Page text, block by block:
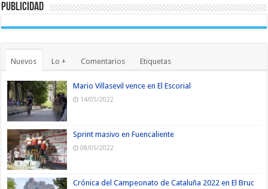
Publicidad
Nuevos Lo + Comentarios Etiquetas
Mario Villasevil vence en El Escorial
14/05/2022
Sprint masivo en Fuencaliente
08/05/2022
Crónica del Campeonato de Cataluña 2022 en El Bruc